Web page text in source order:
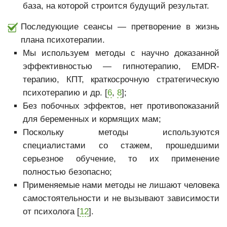
база, на которой строится будущий результат.
Последующие сеансы — претворение в жизнь
плана психотерапии.
Мы используем методы с научно доказанной
эффективностью — гипнотерапию, EMDR-
терапию, КПТ, краткосрочную стратегическую
психотерапию и др. [6, 8];
Без побочных эффектов, нет противопоказаний
для беременных и кормящих мам;
Поскольку методы используются
специалистами со стажем, прошедшими
серьезное обучение, то их применение
полностью безопасно;
Применяемые нами методы не лишают человека
самостоятельности и не вызывают зависимости
от психолога [12].